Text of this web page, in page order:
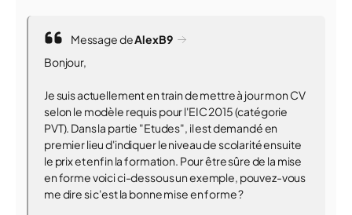
Message deAlexB9
Bonjour,
Je suis actuellement en train de mettre à jour mon CV
selon le modèle requis pour l'EIC 2015 (catégorie
PVT). Dans la partie "Etudes", il est demandé en
premier lieu d'indiquer le niveau de scolarité ensuite
le prix et enfin la formation. Pour être sûre de la mise
en forme voici ci-dessous un exemple, pouvez-vous
me dire si c'est la bonne mise en forme ?